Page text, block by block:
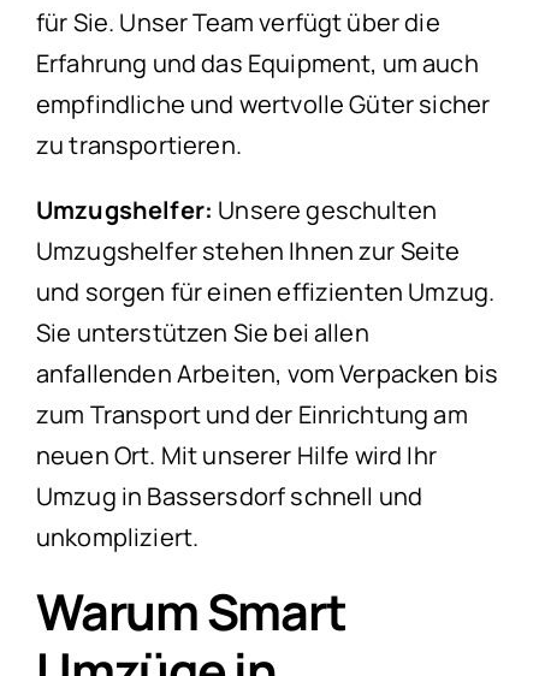
für Sie. Unser Team verfügt über die
Erfahrung und das Equipment, um auch
empfindliche und wertvolle Güter sicher
zu transportieren.
Umzugshelfer: Unsere geschulten
Umzugshelfer stehen Ihnen zur Seite
und sorgen für einen effizienten Umzug.
Sie unterstützen Sie bei allen
anfallenden Arbeiten, vom Verpacken bis
zum Transport und der Einrichtung am
neuen Ort. Mit unserer Hilfe wird Ihr
Umzug in Bassersdorf schnell und
unkompliziert.
Warum Smart